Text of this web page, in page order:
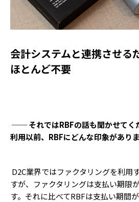
会計システムと連携させる
ほとんど不要
── それではRBFの話も聞かせてく
利用以前、RBFにどんな印象があり
D2C業界ではファクタリングを利用
すが、ファクタリングは支払い期限
す。それに比べてRBFは支払い期間